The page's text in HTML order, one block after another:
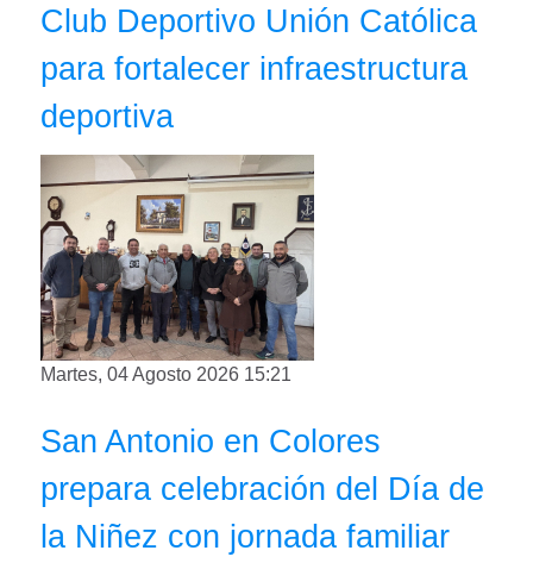
Club Deportivo Unión Católica
para fortalecer infraestructura
deportiva
Martes, 04 Agosto 2026 15:21
San Antonio en Colores
prepara celebración del Día de
la Niñez con jornada familiar